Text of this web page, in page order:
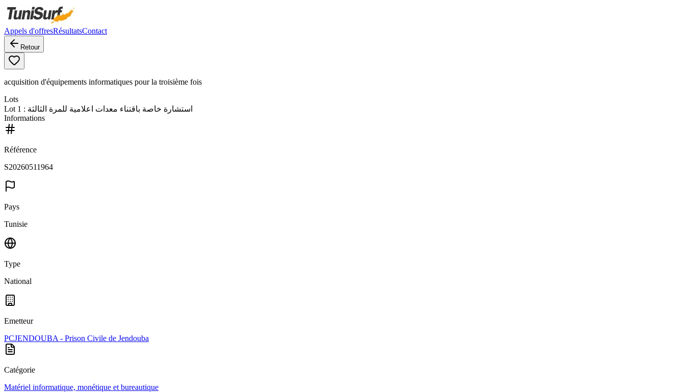
Appels d'offresRésultatsContact
Retour
acquisition d'équipements informatiques pour la troisième fois
Lots
Lot 1
: استشارة خاصة باقتناء معدات اعلامية للمرة الثالثة
Informations
Référence
S20260511964
Pays
Tunisie
Type
National
Emetteur
PCJENDOUBA - Prison Civile de Jendouba
Catégorie
Matériel informatique, monétique et bureautique